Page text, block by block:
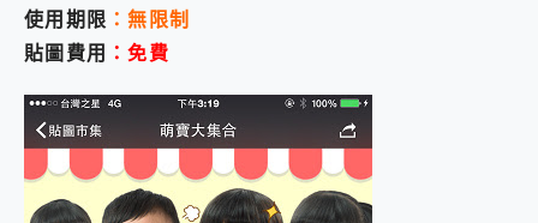
使用期限 ：無限制
貼圖費用 ：免費